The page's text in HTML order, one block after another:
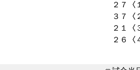
２７〈
３７〈
２１〈
２６〈